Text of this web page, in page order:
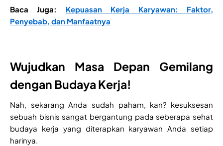
Baca Juga: Kepuasan Kerja Karyawan: Faktor,
Penyebab, dan Manfaatnya
Wujudkan Masa Depan Gemilang
dengan Budaya Kerja!
Nah, sekarang Anda sudah paham, kan? kesuksesan
sebuah bisnis sangat bergantung pada seberapa sehat
budaya kerja yang diterapkan karyawan Anda setiap
harinya.